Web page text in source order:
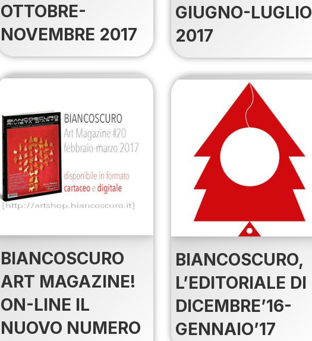
OTTOBRE-
NOVEMBRE 2017
GIUGNO-LUGLIO
2017
BIANCOSCURO
ART MAGAZINE!
ON-LINE IL
NUOVO NUMERO
BIANCOSCURO,
L’EDITORIALE DI
DICEMBRE’16-
GENNAIO’17